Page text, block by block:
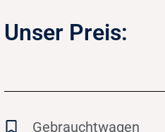
Unser Preis:
Gebrauchtwagen